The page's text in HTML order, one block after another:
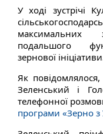
У ході зустрічі
максимальних
подальшого
зернової
Як
Зеленський і
телефонної
програми «Зерно з